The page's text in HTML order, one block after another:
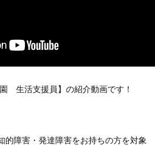
生活支援員】の紹介動画です！
的障害・発達障害をお持ちの方を対象